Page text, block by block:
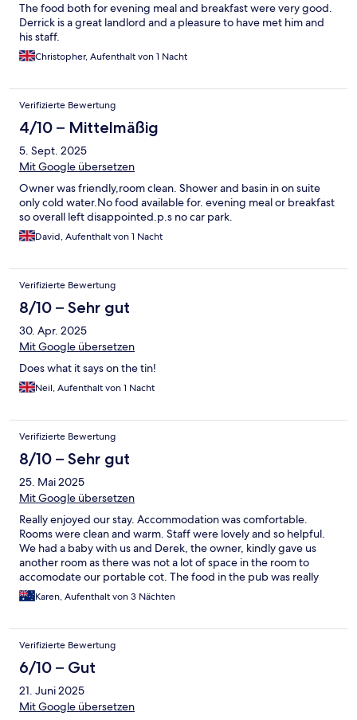
The food both for evening meal and breakfast were very good.
Derrick is a great landlord and a pleasure to have met him and
his staff.
Christopher, Aufenthalt von 1 Nacht
Verifizierte Bewertung
4/10 – Mittelmäßig
5. Sept. 2025
Mit Google übersetzen
Owner was friendly,room clean. Shower and basin in on suite
only cold water.No food available for. evening meal or breakfast
so overall left disappointed.p.s no car park.
David, Aufenthalt von 1 Nacht
Verifizierte Bewertung
8/10 – Sehr gut
30. Apr. 2025
Mit Google übersetzen
Does what it says on the tin!
Neil, Aufenthalt von 1 Nacht
Verifizierte Bewertung
8/10 – Sehr gut
25. Mai 2025
Mit Google übersetzen
Really enjoyed our stay. Accommodation was comfortable.
Rooms were clean and warm. Staff were lovely and so helpful.
We had a baby with us and Derek, the owner, kindly gave us
another room as there was not a lot of space in the room to
accomodate our portable cot. The food in the pub was really
good too. Didn’t have the breakfast as we were visiting family
but we enjoyed the evening meals there. Would highly
Karen, Aufenthalt von 3 Nächten
Verifizierte Bewertung
6/10 – Gut
21. Juni 2025
Mit Google übersetzen